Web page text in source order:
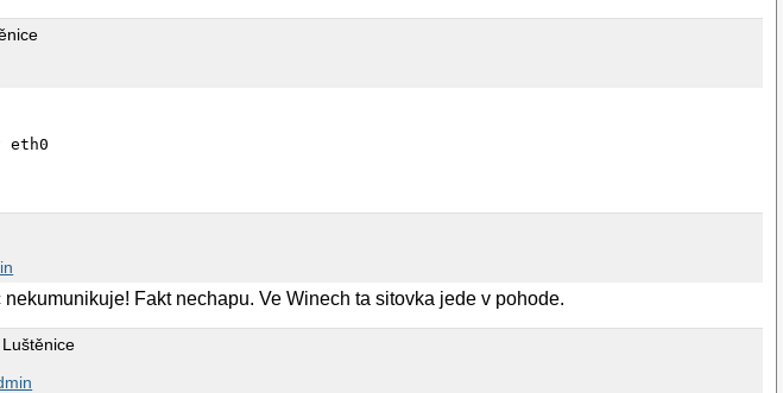
Fakt nechapu. Ve Winech ta sitovka jede v pohode.